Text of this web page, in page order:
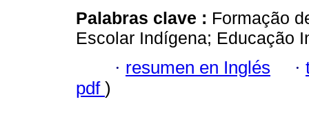
Palabras clave : Formação
Escolar Indígena; Educação
· resumen en Inglés ·
pdf )